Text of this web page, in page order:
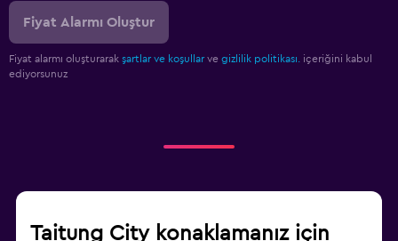
Fiyat Alarmı Oluştur
Fiyat alarmı oluşturarak şartlar ve koşullar ve gizlilik politikası.
içeriğini kabul
ediyorsunuz
Taitung City konaklamanız için